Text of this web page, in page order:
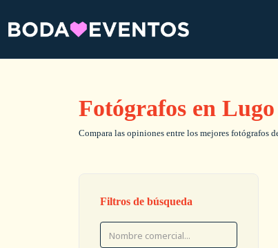
Fotógrafos en Lugo
Compara las opiniones entre los mejores fotógrafos
Filtros de búsqueda